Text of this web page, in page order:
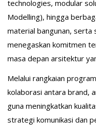
technologies, modular
Modelling), hingga
material bangunan, serta
menegaskan komitmen
masa depan arsitektur
Melalui rangkaian
kolaborasi antara brand,
guna meningkatkan
strategi komunikasi dan